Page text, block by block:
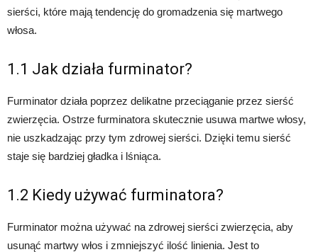
sierści, które mają tendencję do gromadzenia się martwego
włosa.
1.1 Jak działa furminator?
Furminator działa poprzez delikatne przeciąganie przez sierść
zwierzęcia. Ostrze furminatora skutecznie usuwa martwe włosy,
nie uszkadzając przy tym zdrowej sierści. Dzięki temu sierść
staje się bardziej gładka i lśniąca.
1.2 Kiedy używać furminatora?
Furminator można używać na zdrowej sierści zwierzęcia, aby
usunąć martwy włos i zmniejszyć ilość linienia. Jest to